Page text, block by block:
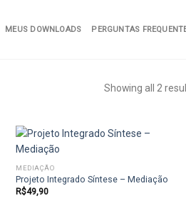
MEUS DOWNLOADS PERGUNTAS
Showing all 2
MEDIAÇÃO
Projeto Integrado Síntese – Mediação
R$49,90